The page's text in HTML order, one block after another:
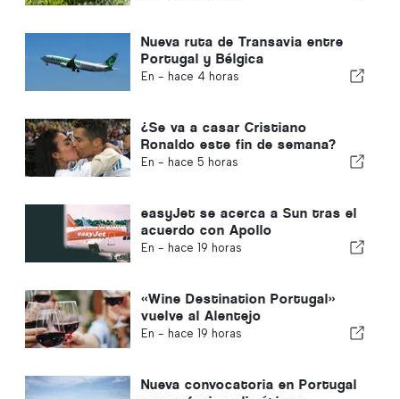
Nueva ruta de Transavia entre
Portugal y Bélgica
En - hace 4 horas
¿Se va a casar Cristiano
Ronaldo este fin de semana?
En - hace 5 horas
easyJet se acerca a Sun tras el
acuerdo con Apollo
En - hace 19 horas
«Wine Destination Portugal»
vuelve al Alentejo
En - hace 19 horas
Nueva convocatoria en Portugal